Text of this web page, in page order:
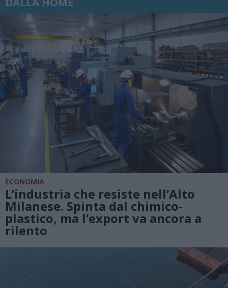
ECONOMIA
L’industria che resiste nell’Alto
Milanese. Spinta dal chimico-
plastico, ma l’export va ancora a
rilento